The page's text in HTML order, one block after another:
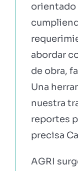
orientado
abordar
de obra,
Una
nuestra
reportes
precisa
AGRI